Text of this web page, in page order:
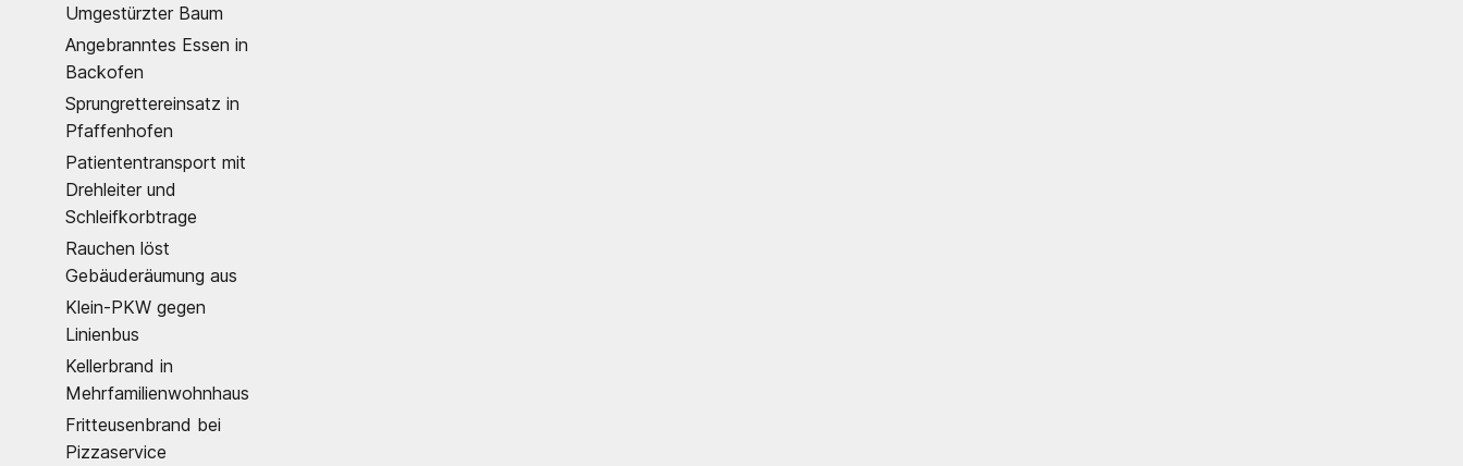
Umgestürzter Baum
Angebranntes Essen in
Backofen
Sprungrettereinsatz in
Pfaffenhofen
Patiententransport mit
Drehleiter und
Schleifkorbtrage
Rauchen löst
Gebäuderäumung aus
Klein-PKW gegen
Linienbus
Kellerbrand in
Mehrfamilienwohnhaus
Fritteusenbrand bei
Pizzaservice